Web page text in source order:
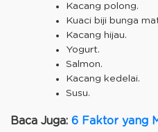
Kacang polong.
Kuaci biji bunga
Kacang hijau.
Yogurt.
Salmon.
Kacang kedelai.
Susu.
Baca Juga: 6 Faktor yang